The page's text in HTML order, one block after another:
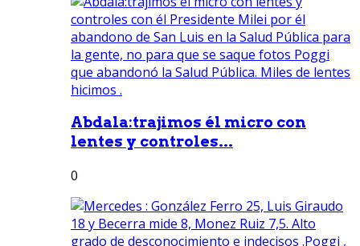
Abdala:trajimos él micro con
lentes y controles...
0